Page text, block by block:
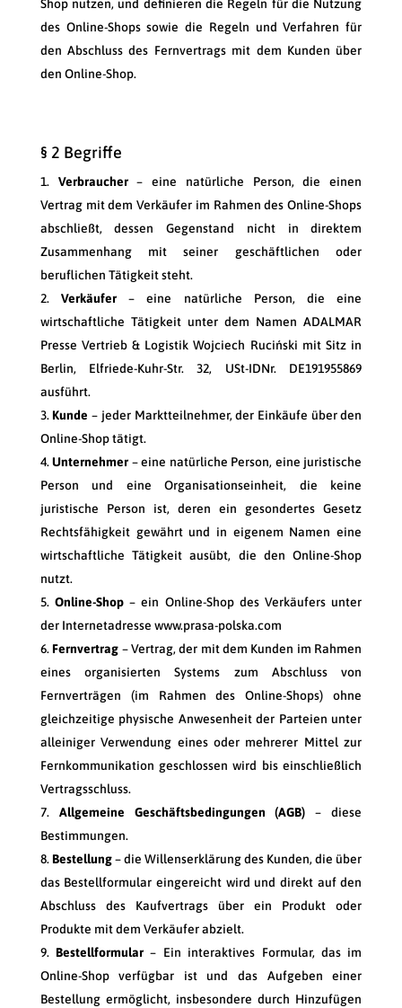
Shop nutzen, und definieren die Regeln für die Nutzung
des Online-Shops sowie die Regeln und Verfahren für
den Abschluss des Fernvertrags mit dem Kunden über
den Online-Shop.
§ 2 Begriffe
Verbraucher– eine natürliche Person, die einen
Vertrag mit dem Verkäufer im Rahmen des Online-Shops
abschließt, dessen Gegenstand nicht in direktem
Zusammenhang mit seiner geschäftlichen oder
beruflichen Tätigkeit steht.
Verkäufer– eine natürliche Person, die eine
wirtschaftliche Tätigkeit unter dem Namen ADALMAR
Presse Vertrieb & Logistik Wojciech Ruciński mit Sitz in
Berlin, Elfriede-Kuhr-Str. 32, USt-IDNr. DE191955869
ausführt.
Kunde– jeder Marktteilnehmer, der Einkäufe über den
Online-Shop tätigt.
Unternehmer – eine natürliche Person, eine juristische
Person und eine Organisationseinheit, die keine
juristische Person ist, deren ein gesondertes Gesetz
Rechtsfähigkeit gewährt und in eigenem Namen eine
wirtschaftliche Tätigkeit ausübt, die den Online-Shop
nutzt.
Online-Shop– ein Online-Shop des Verkäufers unter
der Internetadresse www.prasa-polska.com
Fernvertrag – Vertrag, der mit dem Kunden im Rahmen
eines organisierten Systems zum Abschluss von
Fernverträgen (im Rahmen des Online-Shops) ohne
gleichzeitige physische Anwesenheit der Parteien unter
alleiniger Verwendung eines oder mehrerer Mittel zur
Fernkommunikation geschlossen wird bis einschließlich
Vertragsschluss.
Allgemeine Geschäftsbedingungen (AGB)– diese
Bestimmungen.
Bestellung– die Willenserklärung des Kunden, die über
das Bestellformular eingereicht wird und direkt auf den
Abschluss des Kaufvertrags über ein Produkt oder
Produkte mit dem Verkäufer abzielt.
Bestellformular – Ein interaktives Formular, das im
Online-Shop verfügbar ist und das Aufgeben einer
Bestellung ermöglicht, insbesondere durch Hinzufügen